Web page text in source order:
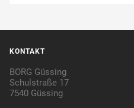
KONTAKT
BORG Güssing
Schulstraße 17
7540 Güssing